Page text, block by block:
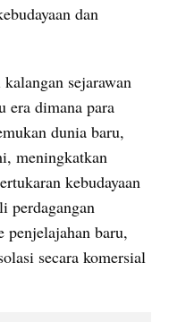
dan
sejarawan
era dimana para
dunia baru,
meningkatkan
kebudayaan
perdagangan
penjelajahan baru,
secara komersial